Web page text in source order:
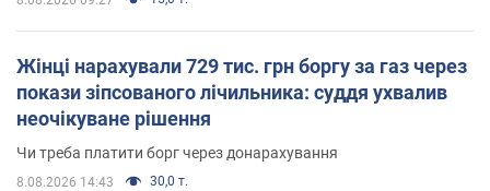
Жінці нарахували 729 тис. грн боргу за газ через
покази зіпсованого лічильника: суддя ухвалив
неочікуване рішення
Чи треба платити борг через донарахування
8.08.2026 14:43 30,0 т.